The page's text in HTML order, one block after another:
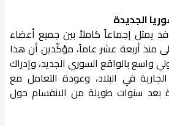
الجديدة
إجماعاً كاملاً بين جميع أعضاء
منذ أربعة عشر عاماً، مؤكّدين أن هذا
واسع بالواقع السوري الجديد، وإدراك
في البلاد، وعودة التعامل مع
بعد سنوات طويلة من الانقسام حول